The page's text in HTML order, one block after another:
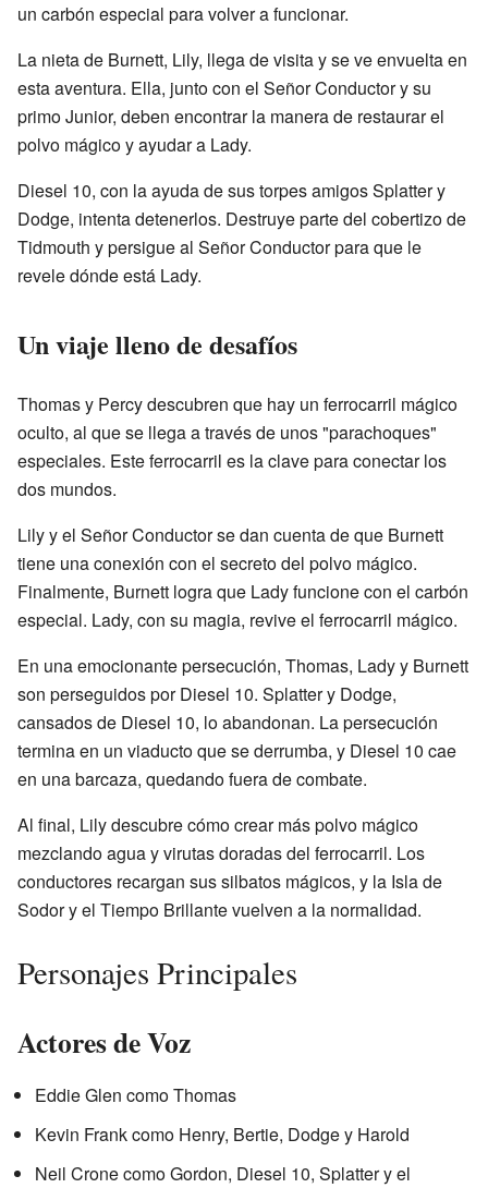
un carbón especial para volver a funcionar.
La nieta de Burnett, Lily, llega de visita y se ve envuelta en
esta aventura. Ella, junto con el Señor Conductor y su
primo Junior, deben encontrar la manera de restaurar el
polvo mágico y ayudar a Lady.
Diesel 10, con la ayuda de sus torpes amigos Splatter y
Dodge, intenta detenerlos. Destruye parte del cobertizo de
Tidmouth y persigue al Señor Conductor para que le
revele dónde está Lady.
Un viaje lleno de desafíos
Thomas y Percy descubren que hay un ferrocarril mágico
oculto, al que se llega a través de unos "parachoques"
especiales. Este ferrocarril es la clave para conectar los
dos mundos.
Lily y el Señor Conductor se dan cuenta de que Burnett
tiene una conexión con el secreto del polvo mágico.
Finalmente, Burnett logra que Lady funcione con el carbón
especial. Lady, con su magia, revive el ferrocarril mágico.
En una emocionante persecución, Thomas, Lady y Burnett
son perseguidos por Diesel 10. Splatter y Dodge,
cansados de Diesel 10, lo abandonan. La persecución
termina en un viaducto que se derrumba, y Diesel 10 cae
en una barcaza, quedando fuera de combate.
Al final, Lily descubre cómo crear más polvo mágico
mezclando agua y virutas doradas del ferrocarril. Los
conductores recargan sus silbatos mágicos, y la Isla de
Sodor y el Tiempo Brillante vuelven a la normalidad.
Personajes Principales
Actores de Voz
Eddie Glen como Thomas
Kevin Frank como Henry, Bertie, Dodge y Harold
Neil Crone como Gordon, Diesel 10, Splatter y el